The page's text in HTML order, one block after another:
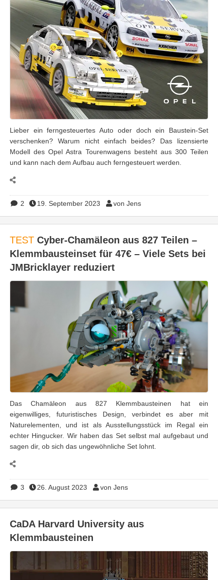
Lieber ein ferngesteuertes Auto oder doch ein Baustein-Set
verschenken? Warum nicht einfach beides? Das lizensierte
Modell des Opel Astra Tourenwagens besteht aus 300 Teilen
und kann nach dem Aufbau auch ferngesteuert werden.
2 19. September 2023 von Jens
TEST Cyber-Chamäleon aus 827 Teilen –
Klemmbausteinset für 47€ – Viele Sets bei
JMBricklayer reduziert
Das Chamäleon aus 827 Klemmbausteinen hat ein
eigenwilliges, futuristisches Design, verbindet es aber mit
Naturelementen, und ist als Ausstellungsstück im Regal ein
echter Hingucker. Wir haben das Set selbst mal aufgebaut und
sagen dir, ob sich das ungewöhnliche Set lohnt.
3 26. August 2023 von Jens
CaDA Harvard University aus
Klemmbausteinen